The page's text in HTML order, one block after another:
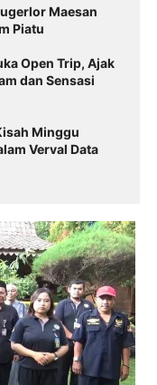
Maesan
Piatu
Open Trip, Ajak
dan Sensasi
Minggu
Verval Data